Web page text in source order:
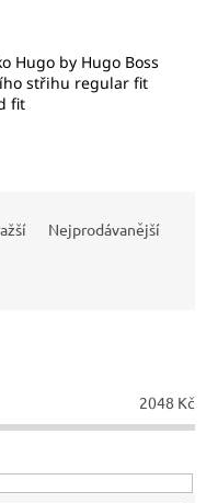
Hugo by Hugo Boss
střihu regular fit
fit
Nejprodávanější
2048 Kč